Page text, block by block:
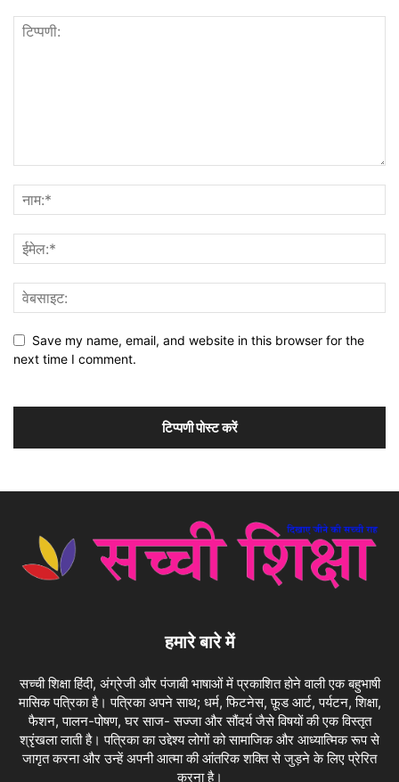
Save my name, email, and website in this browser for the
next time I comment.
हमारे बारे में
सच्ची शिक्षा हिंदी, अंग्रेजी और पंजाबी भाषाओं में प्रकाशित होने वाली एक बहुभाषी
मासिक पत्रिका है। पत्रिका अपने साथ; धर्म, फिटनेस, फ़ूड आर्ट, पर्यटन, शिक्षा,
फैशन, पालन-पोषण, घर साज- सज्जा और सौंदर्य जैसे विषयों की एक विस्तृत
श्रृंखला लाती है। पत्रिका का उद्देश्य लोगों को सामाजिक और आध्यात्मिक रूप से
जागृत करना और उन्हें अपनी आत्मा की आंतरिक शक्ति से जुड़ने के लिए प्रेरित
करना है।